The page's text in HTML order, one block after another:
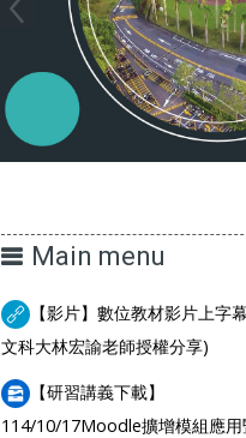
Main menu
【影片】數位教材影片上字
文科大林宏諭老師授權分享)URL
【研習講義下載】
114/10/17Moodle擴增模組應用